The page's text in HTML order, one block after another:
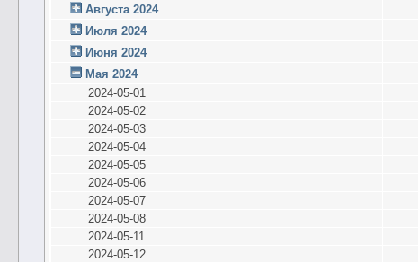
Августа 2024
Июля 2024
Июня 2024
Мая 2024
2024-05-01
2024-05-02
2024-05-03
2024-05-04
2024-05-05
2024-05-06
2024-05-07
2024-05-08
2024-05-11
2024-05-12